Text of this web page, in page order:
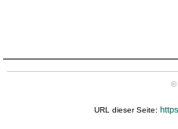
©
URL dieser Seite: